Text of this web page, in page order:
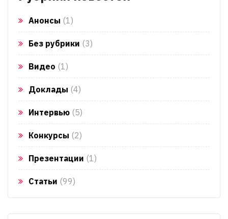
Анонсы (1)
Без рубрики (3)
Видео (1)
Доклады (4)
Интервью (5)
Конкурсы (2)
Презентации (1)
Статьи (99)